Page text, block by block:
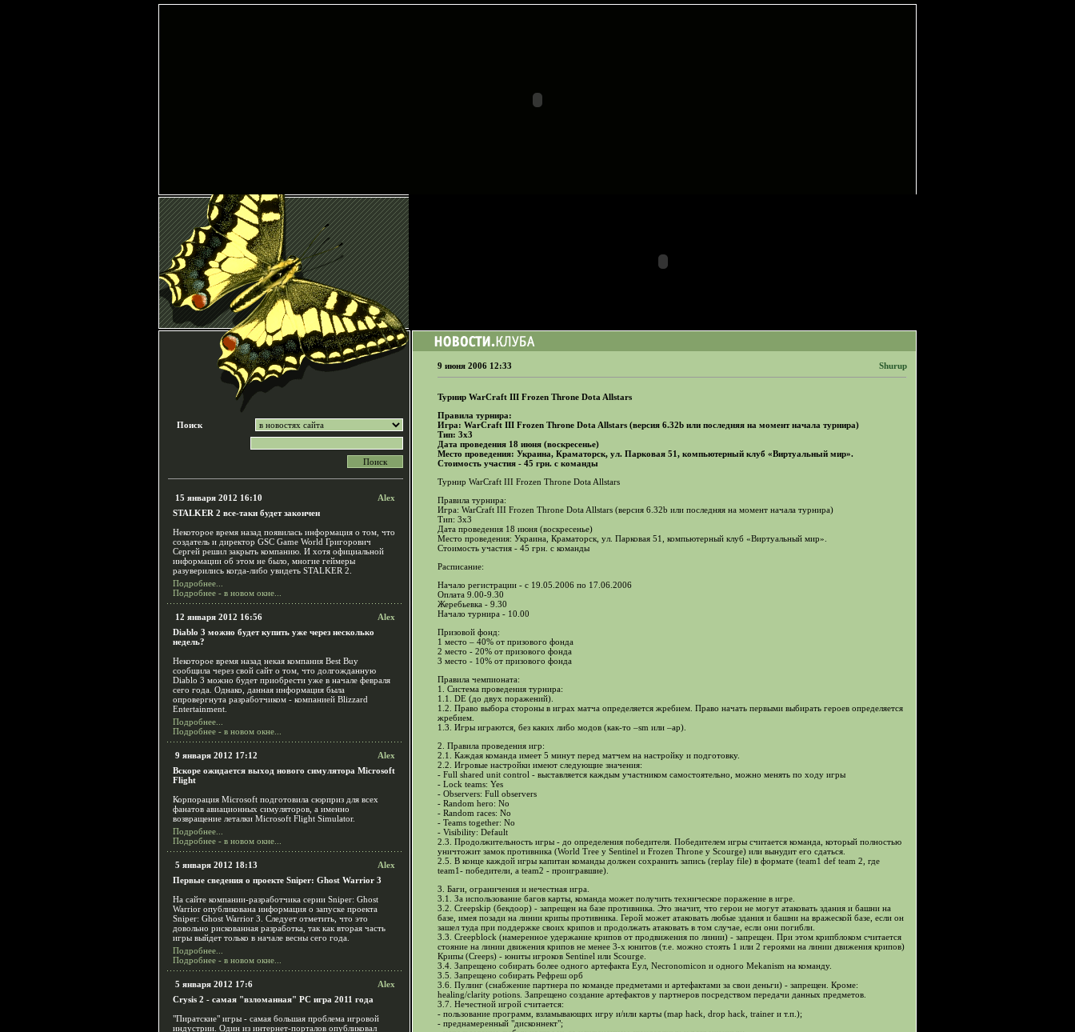
Поиск
15 января 2012 16:10
Alex
STALKER 2 все-таки будет закончен
Некоторое время назад появилась информация о том, что
создатель и директор GSC Game World Григорович
Сергей решил закрыть компанию. И хотя официальной
информации об этом не было, многие геймеры
разуверились когда-либо увидеть STALKER 2.
Подробнее...
Подробнее - в новом окне...
12 января 2012 16:56
Alex
Diablo 3 можно будет купить уже через несколько
недель?
Некоторое время назад некая компания Best Buy
сообщила через свой сайт о том, что долгожданную
Diablo 3 можно будет приобрести уже в начале февраля
сего года. Однако, данная информация была
опровергнута разработчиком - компанией Blizzard
Entertainment.
Подробнее...
Подробнее - в новом окне...
9 января 2012 17:12
Alex
Вскоре ожидается выход нового симулятора Microsoft
Flight
Корпорация Microsoft подготовила сюрприз для всех
фанатов авиационных симуляторов, а именно
возвращение леталки Microsoft Flight Simulator.
Подробнее...
Подробнее - в новом окне...
5 января 2012 18:13
Alex
Первые сведения о проекте Sniper: Ghost Warrior 3
На сайте компании-разработчика серии Sniper: Ghost
Warrior опубликована информация о запуске проекта
Sniper: Ghost Warrior 3. Следует отметить, что это
довольно рискованная разработка, так как вторая часть
игры выйдет только в начале весны сего года.
Подробнее...
Подробнее - в новом окне...
5 января 2012 17:6
Alex
Crysis 2 - самая "взломанная" PC игра 2011 года
"Пиратские" игры - самая большая проблема игровой
индустрии. Один из интернет-порталов опубликовал
9 июня 2006 12:33 Shurup
Турнир WarCraft III Frozen Throne Dota Allstars
Правила турнира:
Игра: WarCraft III Frozen Throne Dota Allstars (версия 6.32b или последняя на момент начала турнира)
Тип: 3х3
Дата проведения 18 июня (воскресенье)
Место проведения: Украина, Краматорск, ул. Парковая 51, компьютерный клуб «Виртуальный мир».
Стоимость участия - 45 грн. с команды
Турнир WarCraft III Frozen Throne Dota Allstars
Правила турнира:
Игра: WarCraft III Frozen Throne Dota Allstars (версия 6.32b или последняя на момент начала турнира)
Тип: 3х3
Дата проведения 18 июня (воскресенье)
Место проведения: Украина, Краматорск, ул. Парковая 51, компьютерный клуб «Виртуальный мир».
Стоимость участия - 45 грн. с команды
Расписание:
Начало регистрации - с 19.05.2006 по 17.06.2006
Оплата 9.00-9.30
Жеребьевка - 9.30
Начало турнира - 10.00
Призовой фонд:
1 место – 40% от призового фонда
2 место - 20% от призового фонда
3 место - 10% от призового фонда
Правила чемпионата:
1. Система проведения турнира:
1.1. DE (до двух поражений).
1.2. Право выбора стороны в играх матча определяется жребием. Право начать первыми выбирать героев определяется
жребием.
1.3. Игры играются, без каких либо модов (как-то –sm или –ap).
2. Правила проведения игр:
2.1. Каждая команда имеет 5 минут перед матчем на настройку и подготовку.
2.2. Игровые настройки имеют следующие значения:
- Full shared unit control - выставляется каждым участником самостоятельно, можно менять по ходу игры
- Lock teams: Yes
- Observers: Full observers
- Random hero: No
- Random races: No
- Teams together: No
- Visibility: Default
2.3. Продолжительность игры - до определения победителя. Победителем игры считается команда, который полностью
уничтожит замок противника (World Tree у Sentinel и Frozen Throne у Scourge) или вынудит его сдаться.
2.5. В конце каждой игры капитан команды должен сохранить запись (replay file) в формате (team1 def team 2, где
team1- победители, а team2 - проигравшие).
3. Баги, ограничения и нечестная игра.
3.1. За использование багов карты, команда может получить техническое поражение в игре.
3.2. Creepskip (бекдоор) - запрещен на базе противника. Это значит, что герои не могут атаковать здания и башни на
базе, имея позади на линии крипы противника. Герой может атаковать любые здания и башни на вражеской базе, если он
зашел туда при поддержке своих крипов и продолжать атаковать в том случае, если они погибли.
3.3. Creepblock (намеренное удержание крипов от продвижения по линии) - запрещен. При этом крипблоком считается
стояние на линии движения крипов не менее 3-х юнитов (т.е. можно стоять 1 или 2 героями на линии движения крипов)
Крипы (Creeps) - юниты игроков Sentinel или Scourge.
3.4. Запрещено собирать более одного артефакта Еул, Necronomicon и одного Mekanism на команду.
3.5. Запрещено собирать Рефреш орб
3.6. Пулинг (снабжение партнера по команде предметами и артефактами за свои деньги) - запрещен. Кроме:
healing/clarity potions. Запрещено создание артефактов у партнеров посредством передачи данных предметов.
3.7. Нечестной игрой считается:
- пользование программ, взламывающих игру и/или карты (map hack, drop hack, trainer и т.п.);
- преднамеренный "дисконнект";